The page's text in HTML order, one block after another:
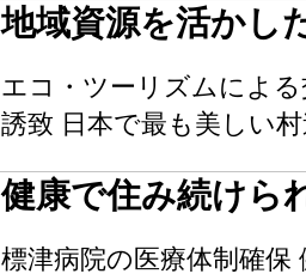
地域資源を活かし
エコ・ツーリズムによ
誘致 日本で最も美しい
健康で住み続けら
標津病院の医療体制確保